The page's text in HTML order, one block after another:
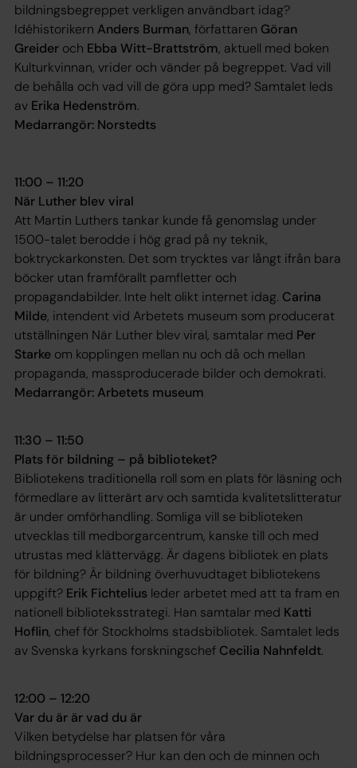
bildningsbegreppet verkligen användbart idag?
Idéhistorikern Anders Burman, författaren Göran
Greider och Ebba Witt-Brattström, aktuell med boken
Kulturkvinnan, vrider och vänder på begreppet. Vad vill
de behålla och vad vill de göra upp med? Samtalet leds
av Erika Hedenström.
Medarrangör: Norstedts
11:00 – 11:20
När Luther blev viral
Att Martin Luthers tankar kunde få genomslag under
1500-talet berodde i hög grad på ny teknik,
boktryckarkonsten. Det som trycktes var långt ifrån bara
böcker utan framförallt pamfletter och
propagandabilder. Inte helt olikt internet idag. Carina
Milde, intendent vid Arbetets museum som producerat
utställningen När Luther blev viral, samtalar med Per
Starke om kopplingen mellan nu och då och mellan
propaganda, massproducerade bilder och demokrati.
Medarrangör: Arbetets museum
11:30 – 11:50
Plats för bildning – på biblioteket?
Bibliotekens traditionella roll som en plats för läsning och
förmedlare av litterärt arv och samtida kvalitetslitteratur
är under omförhandling. Somliga vill se biblioteken
utvecklas till medborgarcentrum, kanske till och med
utrustas med klättervägg. Är dagens bibliotek en plats
för bildning? Är bildning överhuvudtaget bibliotekens
uppgift? Erik Fichtelius leder arbetet med att ta fram en
nationell biblioteksstrategi. Han samtalar med Katti
Hoflin, chef för Stockholms stadsbibliotek. Samtalet leds
av Svenska kyrkans forskningschef Cecilia Nahnfeldt.
12:00 – 12:20
Var du är är vad du är
Vilken betydelse har platsen för våra
bildningsprocesser? Hur kan den och de minnen och